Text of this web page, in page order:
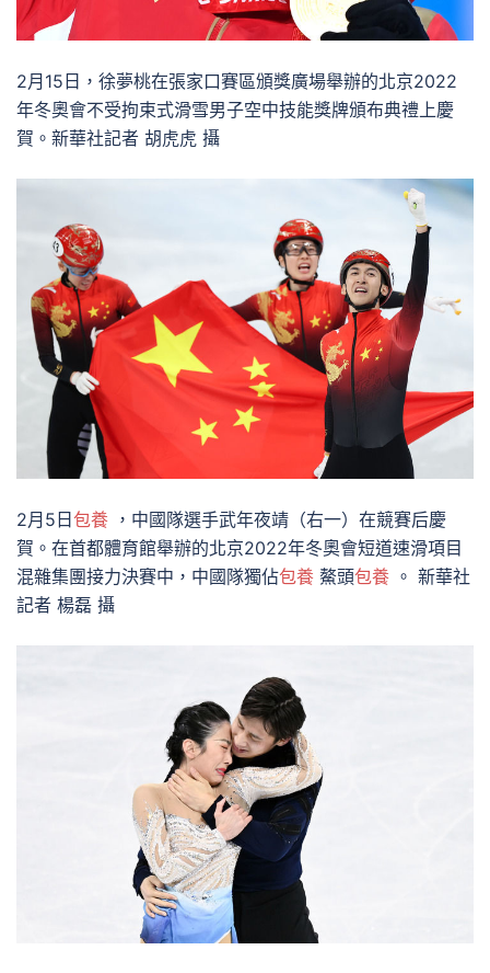
2月15日，徐夢桃在張家口賽區頒獎廣場舉辦的北京2022
年冬奧會不受拘束式滑雪男子空中技能獎牌頒布典禮上慶
賀。新華社記者 胡虎虎 攝
2月5日 包養 ，中國隊選手武年夜靖（右一）在競賽后慶
賀。在首都體育館舉辦的北京2022年冬奧會短道速滑項目
混雜集團接力決賽中，中國隊獨佔包養 鰲頭包養 。 新華社
記者 楊磊 攝